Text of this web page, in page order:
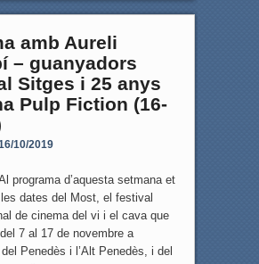
amb Aureli
– guanyadors
Sitges i 25 anys
Pulp Fiction (16-
10/2019
programa d’aquesta setmana et
dates del Most, el festival
de cinema del vi i el cava que
7 al 17 de novembre a
Penedès i l’Alt Penedès, i del